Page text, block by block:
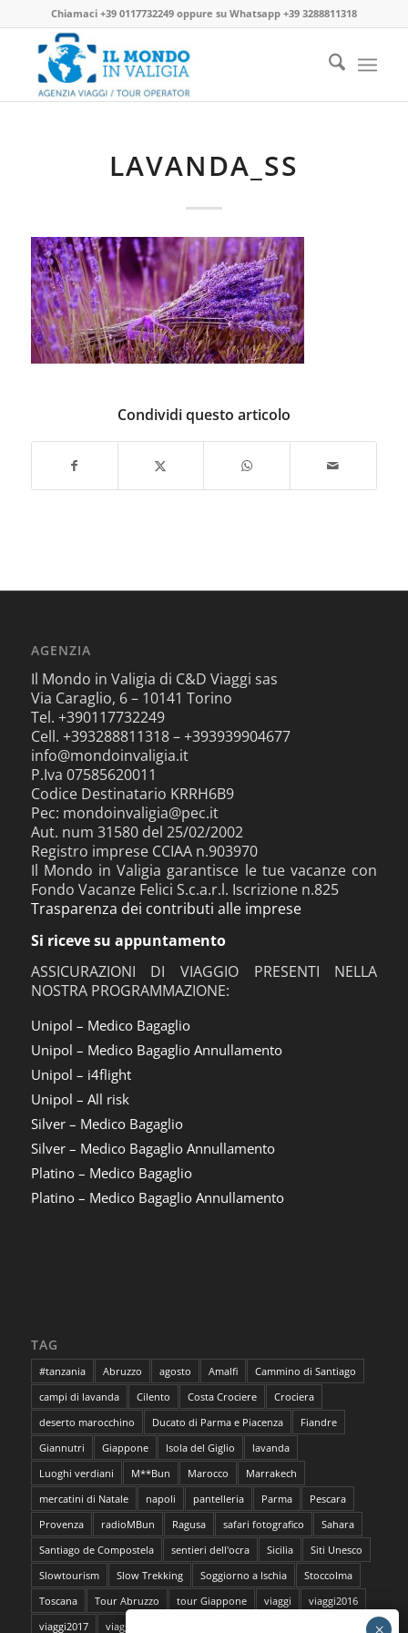
Chiamaci +39 0117732249oppure su Whatsapp +39 3288811318
LAVANDA_SS
Condividi questo articolo
AGENZIA
Il Mondo in Valigia di C&D Viaggi sas
Via Caraglio, 6 – 10141 Torino
Tel. +390117732249
Cell. +393288811318 – +393939904677
info@mondoinvaligia.it
P.Iva 07585620011
Codice Destinatario KRRH6B9
Pec: mondoinvaligia@pec.it
Aut. num 31580 del 25/02/2002
Registro imprese CCIAA n.903970
Il Mondo in Valigia garantisce le tue vacanze con
Fondo Vacanze Felici S.c.a.r.l. Iscrizione n.825
Trasparenza dei contributi alle imprese
Si riceve su appuntamento
ASSICURAZIONI DI VIAGGIO PRESENTI NELLA
NOSTRA PROGRAMMAZIONE:
Unipol – Medico Bagaglio
Unipol – Medico Bagaglio Annullamento
Unipol – i4flight
Unipol – All risk
Silver – Medico Bagaglio
Silver – Medico Bagaglio Annullamento
Platino – Medico Bagaglio
Platino – Medico Bagaglio Annullamento
TAG
#tanzania Abruzzo agosto Amalfi
Cammino di Santiago
campi di lavanda
Cilento Costa Crociere
Crociera
deserto marocchino
Ducato di Parma e Piacenza
Fiandre
Giannutri
Giappone Isola del Giglio
lavanda
Luoghi verdiani
M**Bun Marocco
Marrakech
mercatini di Natale
napoli pantelleria Parma
Pescara
Provenza
radioMBun Ragusa safari fotografico
Sahara
Santiago de Compostela
sentieri dell'ocra Sicilia
Siti Unesco
Slowtourism
Slow Trekking Soggiorno a Ischia
Stoccolma
Toscana
Tour Abruzzo tour Giappone viaggi
viaggi2016
viaggi2017
viaggi da film